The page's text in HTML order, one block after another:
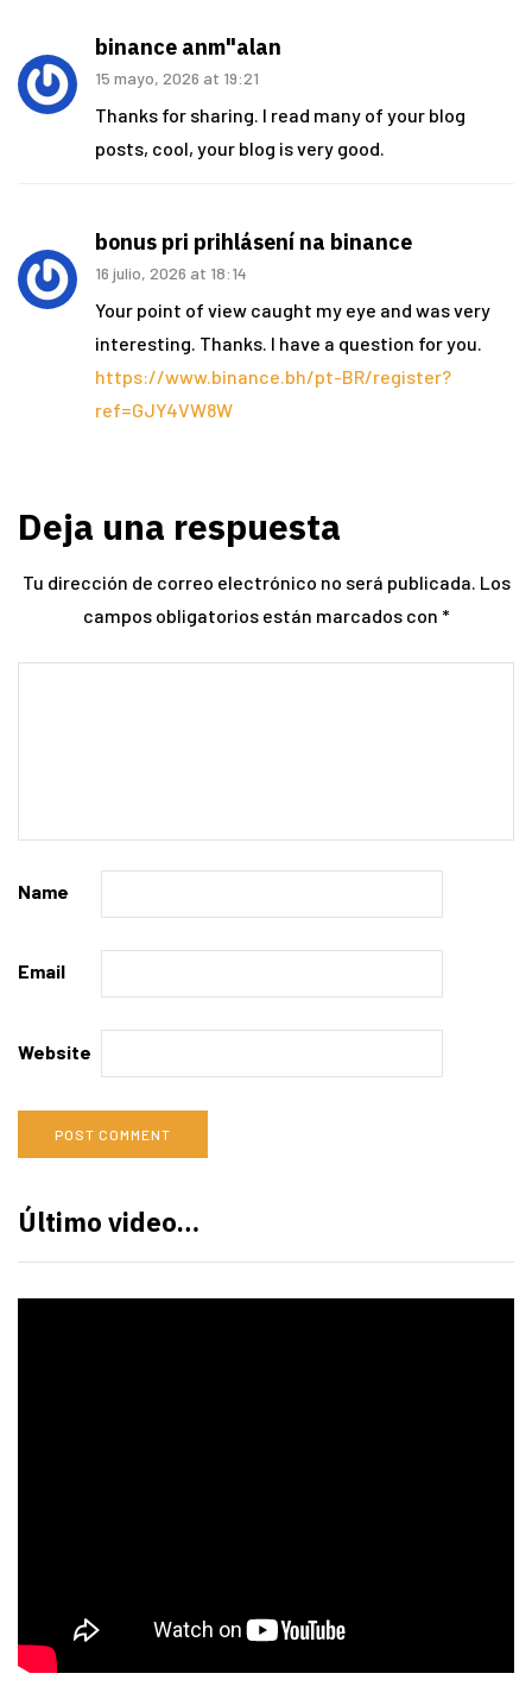
binance anm"alan
15 mayo, 2026 at 19:21
Thanks for sharing. I read many of your blog
posts, cool, your blog is very good.
bonus pri prihlásení na binance
16 julio, 2026 at 18:14
Your point of view caught my eye and was very
interesting. Thanks. I have a question for you.
https://www.binance.bh/pt-BR/register?
ref=GJY4VW8W
Deja una respuesta
Tu dirección de correo electrónico no será publicada. Los
campos obligatorios están marcados con *
Name
Email
Website
Último video…